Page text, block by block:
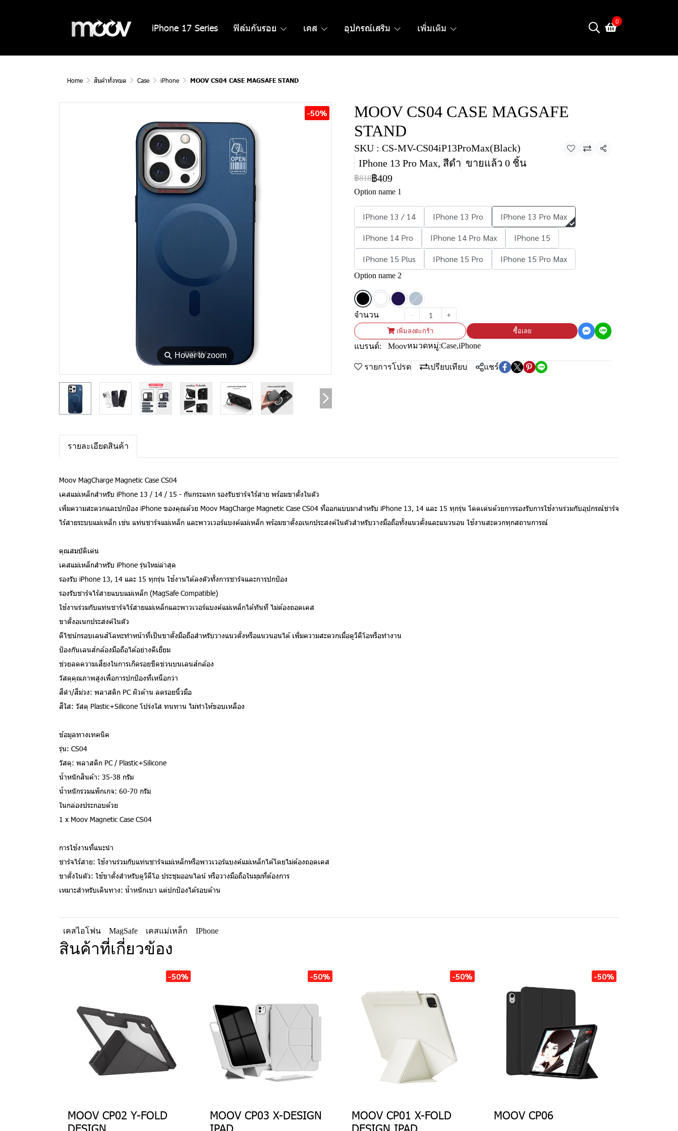
iPhone 17 Series ฟิล์มกันรอย เคส อุปกรณ์เสริม เพิ่มเติม
0
Home สินค้าทั้งหมด Case iPhone MOOV CS04 CASE MAGSAFE STAND
⚲ Hover to zoom
-50%
MOOV CS04 CASE MAGSAFE
STAND
SKU : CS-MV-CS04iP13ProMax(Black)
IPhone 13 Pro Max, สีดำ ขายแล้ว 0 ชิ้น
แชร์
฿818฿409
Option name 1
IPhone 13 / 14 IPhone 13 Pro
IPhone 13 Pro Max
IPhone 14 Pro
IPhone 14 Pro Max
IPhone 15
IPhone 15 Plus
IPhone 15 Pro IPhone 15 Pro Max
Option name 2
จำนวน
เพิ่มลงตะกร้า ซื้อเลย
แบรนด์: Moovหมวดหมู่:Case,iPhone
รายการโปรด เปรียบเทียบ แชร์
รายละเอียดสินค้า
Moov MagCharge Magnetic Case CS04
เคสแม่เหล็กสำหรับ iPhone 13 / 14 / 15 - กันกระแทก รองรับชาร์จไร้สาย พร้อมขาตั้งในตัว
เพิ่มความสะดวกและปกป้อง iPhone ของคุณด้วย Moov MagCharge Magnetic Case CS04 ที่ออกแบบมาสำหรับ iPhone 13, 14 และ 15 ทุกรุ่น โดดเด่นด้วยการรองรับการใช้งานร่วมกับอุปกรณ์ชาร์จ
ไร้สายระบบแม่เหล็ก เช่น แท่นชาร์จแม่เหล็ก และพาวเวอร์แบงค์แม่เหล็ก พร้อมขาตั้งอเนกประสงค์ในตัวสำหรับวางมือถือทั้งแนวตั้งและแนวนอน ใช้งานสะดวกทุกสถานการณ์
คุณสมบัติเด่น
เคสแม่เหล็กสำหรับ iPhone รุ่นใหม่ล่าสุด
รองรับ iPhone 13, 14 และ 15 ทุกรุ่น ใช้งานได้ลงตัวทั้งการชาร์จและการปกป้อง
รองรับชาร์จไร้สายแบบแม่เหล็ก (MagSafe Compatible)
ใช้งานร่วมกับแท่นชาร์จไร้สายแม่เหล็กและพาวเวอร์แบงค์แม่เหล็กได้ทันที ไม่ต้องถอดเคส
ขาตั้งอเนกประสงค์ในตัว
ดีไซน์กรอบเลนส์โลหะทำหน้าที่เป็นขาตั้งมือถือสำหรับวางแนวตั้งหรือแนวนอนได้ เพิ่มความสะดวกเมื่อดูวิดีโอหรือทำงาน
ป้องกันเลนส์กล้องมือถือได้อย่างดีเยี่ยม
ช่วยลดความเสี่ยงในการเกิดรอยขีดข่วนบนเลนส์กล้อง
วัสดุคุณภาพสูงเพื่อการปกป้องที่เหนือกว่า
สีดำ/สีม่วง: พลาสติก PC ผิวด้าน ลดรอยนิ้วมือ
สีใส: วัสดุ Plastic+Silicone โปร่งใส ทนทาน ไม่ทำให้ขอบเหลือง
ข้อมูลทางเทคนิค
รุ่น: CS04
วัสดุ: พลาสติก PC / Plastic+Silicone
น้ำหนักสินค้า: 35-38 กรัม
น้ำหนักรวมแพ็กเกจ: 60-70 กรัม
ในกล่องประกอบด้วย
1 x Moov Magnetic Case CS04
การใช้งานที่แนะนำ
ชาร์จไร้สาย: ใช้งานร่วมกับแท่นชาร์จแม่เหล็กหรือพาวเวอร์แบงค์แม่เหล็กได้โดยไม่ต้องถอดเคส
ขาตั้งในตัว: ใช้ขาตั้งสำหรับดูวิดีโอ ประชุมออนไลน์ หรือวางมือถือในมุมที่ต้องการ
เหมาะสำหรับเดินทาง: น้ำหนักเบา แต่ปกป้องได้รอบด้าน
เคสไอโฟน MagSafe เคสแม่เหล็ก IPhone
สินค้าที่เกี่ยวข้อง
-50%
MOOV CP02 Y-FOLD
DESIGN
-50%
MOOV CP03 X-DESIGN
IPAD
-50%
MOOV CP01 X-FOLD
DESIGN IPAD
-50%
MOOV CP06